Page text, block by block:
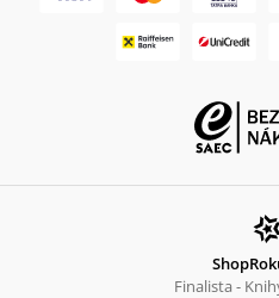
Finalista -